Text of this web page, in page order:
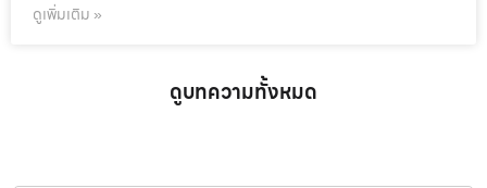
ดูเพิ่มเติม »
ดูบทความทั้งหมด